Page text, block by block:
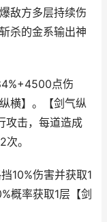
敌方多层持续伤
杀的金系输出神
点伤
横】。【剑气纵
攻击，每道造成
。
10%伤害并获取1
概率获取1层【剑